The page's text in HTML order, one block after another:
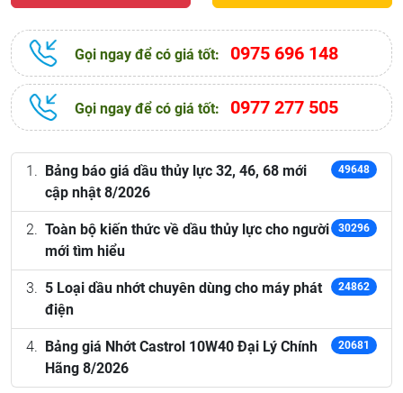
Gọi ngay để có giá tốt: 0975 696 148
Gọi ngay để có giá tốt: 0977 277 505
Bảng báo giá dầu thủy lực 32, 46, 68 mới
cập nhật 8/2026
49648
Toàn bộ kiến thức về dầu thủy lực cho người
mới tìm hiểu
30296
5 Loại dầu nhớt chuyên dùng cho máy phát
điện
24862
Bảng giá Nhớt Castrol 10W40 Đại Lý Chính
Hãng 8/2026
20681